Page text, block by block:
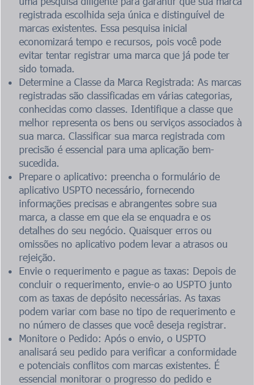
registrada escolhida seja única e distinguível de
marcas existentes. Essa pesquisa inicial
economizará tempo e recursos, pois você pode
evitar tentar registrar uma marca que já pode ter
sido tomada.
Determine a Classe da Marca Registrada: As marcas
registradas são classificadas em várias categorias,
conhecidas como classes. Identifique a classe que
melhor representa os bens ou serviços associados à
sua marca. Classificar sua marca registrada com
precisão é essencial para uma aplicação bem-
sucedida.
Prepare o aplicativo: preencha o formulário de
aplicativo USPTO necessário, fornecendo
informações precisas e abrangentes sobre sua
marca, a classe em que ela se enquadra e os
detalhes do seu negócio. Quaisquer erros ou
omissões no aplicativo podem levar a atrasos ou
rejeição.
Envie o requerimento e pague as taxas: Depois de
concluir o requerimento, envie-o ao USPTO junto
com as taxas de depósito necessárias. As taxas
podem variar com base no tipo de requerimento e
no número de classes que você deseja registrar.
Monitore o Pedido: Após o envio, o USPTO
analisará seu pedido para verificar a conformidade
e potenciais conflitos com marcas existentes. É
essencial monitorar o progresso do pedido e